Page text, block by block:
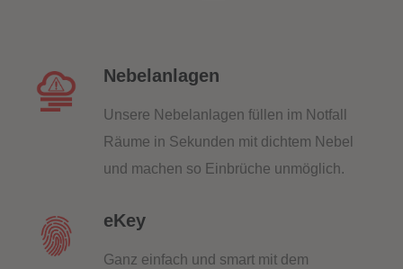
Nebelanlagen
Unsere Nebelanlagen füllen im Notfall
Räume in Sekunden mit dichtem Nebel
und machen so Einbrüche unmöglich.
eKey
Ganz einfach und smart mit dem